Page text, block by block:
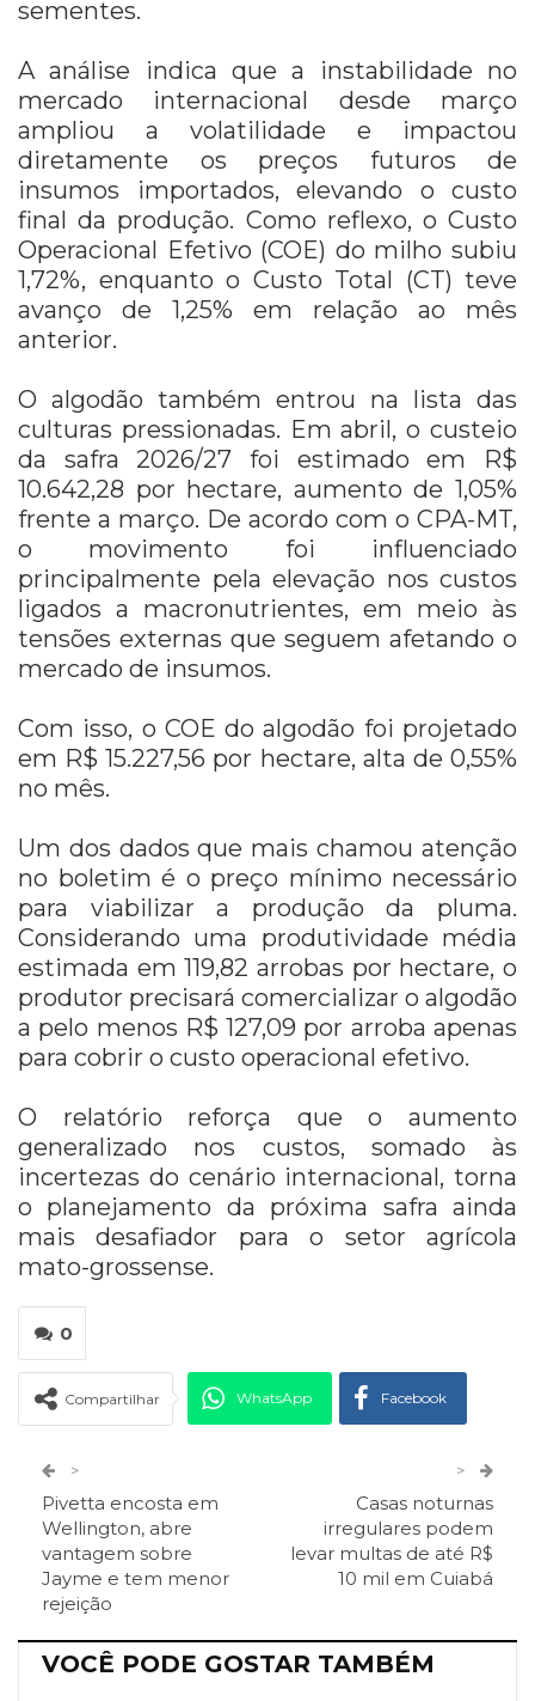
sementes.
A análise indica que a instabilidade no
mercado internacional desde março
ampliou a volatilidade e impactou
diretamente os preços futuros de
insumos importados, elevando o custo
final da produção. Como reflexo, o Custo
Operacional Efetivo (COE) do milho subiu
1,72%, enquanto o Custo Total (CT) teve
avanço de 1,25% em relação ao mês
anterior.
O algodão também entrou na lista das
culturas pressionadas. Em abril, o custeio
da safra 2026/27 foi estimado em R$
10.642,28 por hectare, aumento de 1,05%
frente a março. De acordo com o CPA-MT,
o movimento foi influenciado
principalmente pela elevação nos custos
ligados a macronutrientes, em meio às
tensões externas que seguem afetando o
mercado de insumos.
Com isso, o COE do algodão foi projetado
em R$ 15.227,56 por hectare, alta de 0,55%
no mês.
Um dos dados que mais chamou atenção
no boletim é o preço mínimo necessário
para viabilizar a produção da pluma.
Considerando uma produtividade média
estimada em 119,82 arrobas por hectare, o
produtor precisará comercializar o algodão
a pelo menos R$ 127,09 por arroba apenas
para cobrir o custo operacional efetivo.
O relatório reforça que o aumento
generalizado nos custos, somado às
incertezas do cenário internacional, torna
o planejamento da próxima safra ainda
mais desafiador para o setor agrícola
mato-grossense.
0
Compartilhar WhatsApp Facebook
Facebook Messenger O email
>
Pivetta encosta em
Wellington, abre
vantagem sobre
Jayme e tem menor
rejeição
>
Casas noturnas
irregulares podem
levar multas de até R$
10 mil em Cuiabá
VOCÊ PODE GOSTAR TAMBÉM